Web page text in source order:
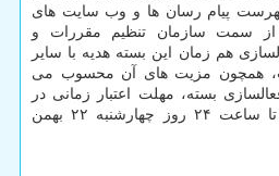
پیام رسان ها و وب سایت های
از سمت سازمان تنظیم مقررات و
هم زمان این بسته هدیه با سایر
همچون مزیت های آن محسوب می
بسته، مهلت اعتبار زمانی در
نظر گرفته شده برای آن، تا ساعت ۲۴ روز چهارشنبه ۲۲ بهمن